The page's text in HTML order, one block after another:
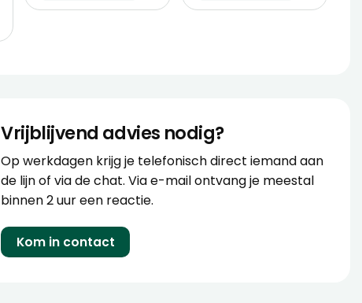
Vrijblijvend advies nodig?
Op werkdagen krijg je telefonisch direct iemand aan
de lijn of via de chat. Via e-mail ontvang je meestal
binnen 2 uur een reactie.
Kom in contact